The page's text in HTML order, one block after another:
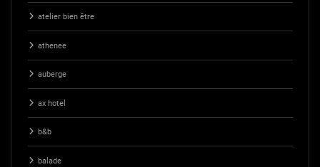
atelier bien être
athenee
auberge
ax hotel
b&b
balade